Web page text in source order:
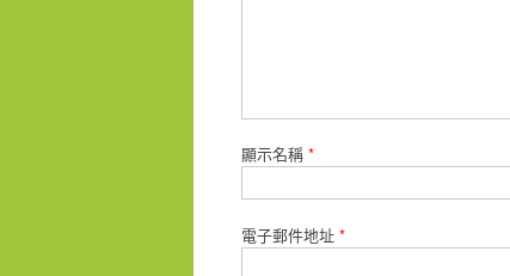
顯示名稱 *
電子郵件地址 *